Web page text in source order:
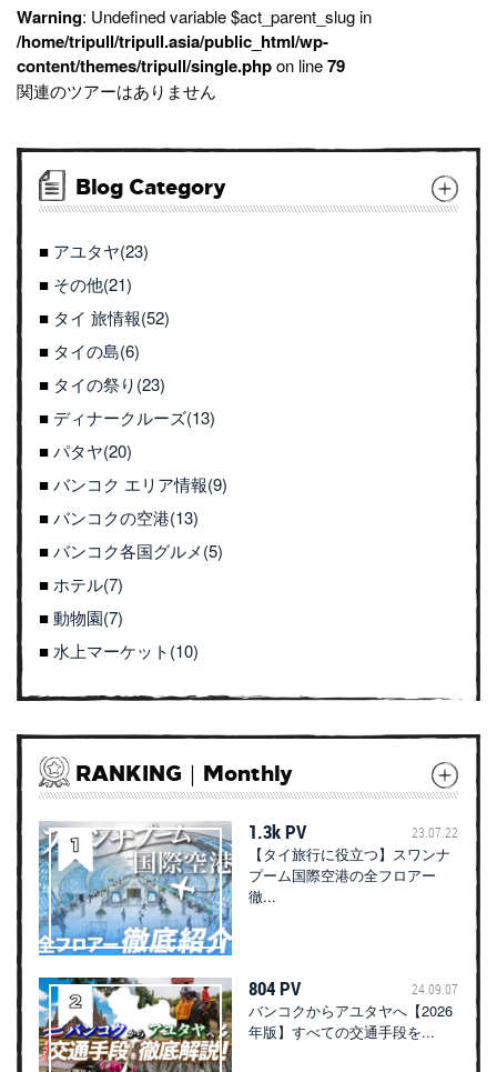
Warning: Undefined variable $act_parent_slug in
/home/tripull/tripull.asia/public_html/wp-
content/themes/tripull/single.phpon line79
関連のツアーはありません
Blog Category
アユタヤ(23)
その他(21)
タイ 旅情報(52)
タイの島(6)
タイの祭り(23)
ディナークルーズ(13)
パタヤ(20)
バンコク エリア情報(9)
バンコクの空港(13)
バンコク各国グルメ(5)
ホテル(7)
動物園(7)
水上マーケット(10)
RANKING｜Monthly
1.3k PV 23.07.22
【タイ旅行に役立つ】スワンナ
プーム国際空港の全フロアー
徹...
804 PV 24.09.07
バンコクからアユタヤへ【2026
年版】すべての交通手段を...